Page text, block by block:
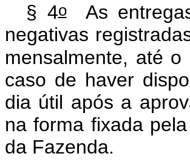
§ 4oAs entregas
negativas
mensalmente, até o
caso de haver
dia útil após a
na forma fixada
da Fazenda.